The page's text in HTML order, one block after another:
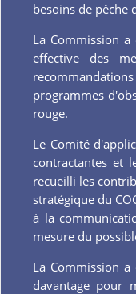
besoins de pêche
La Commission
effective des
programmes
rouge.
Le Comité
contractantes et
recueilli les
stratégique du
à la
mesure du
La Commission
davantage pour